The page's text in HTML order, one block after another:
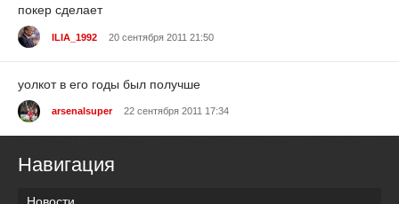
покер сделает
ILIA_1992 20 сентября 2011 21:50
уолкот в его годы был получше
arsenalsuper 22 сентября 2011 17:34
Навигация